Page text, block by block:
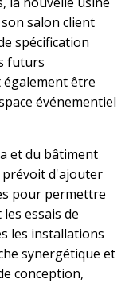
salon client
spécification
futurs
être
événementiel
et du bâtiment
prévoit d'ajouter
pour permettre
essais de
les installations
synergétique et
conception,